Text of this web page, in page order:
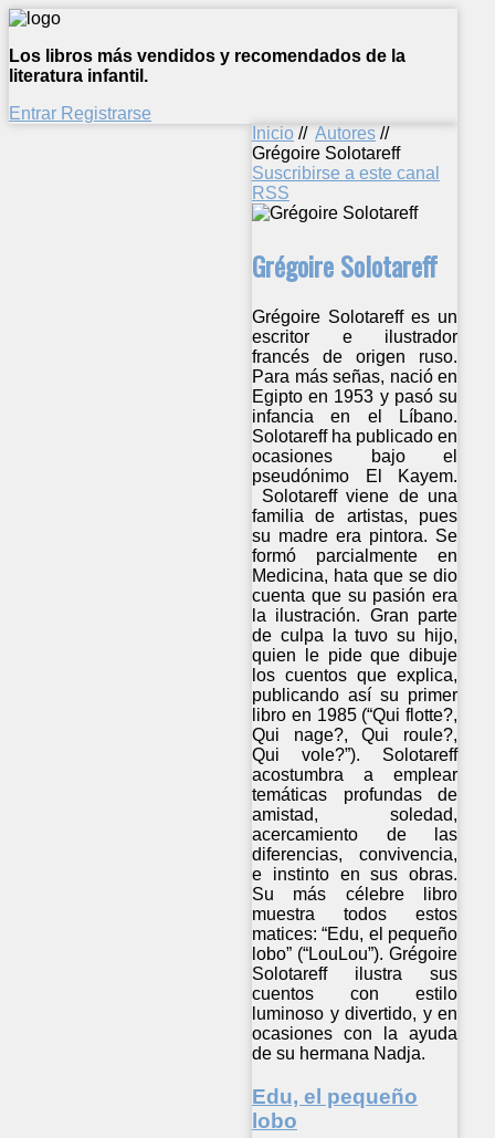
Los libros más vendidos y recomendados de la
literatura infantil.
Entrar Registrarse
Inicio // Autores //
Grégoire Solotareff
Suscribirse a este canal
RSS
Grégoire Solotareff
Grégoire Solotareff es un
escritor e ilustrador
francés de origen ruso.
Para más señas, nació en
Egipto en 1953 y pasó su
infancia en el Líbano.
Solotareff ha publicado en
ocasiones bajo el
pseudónimo El Kayem.
Solotareff viene de una
familia de artistas, pues
su madre era pintora. Se
formó parcialmente en
Medicina, hata que se dio
cuenta que su pasión era
la ilustración. Gran parte
de culpa la tuvo su hijo,
quien le pide que dibuje
los cuentos que explica,
publicando así su primer
libro en 1985 (“Qui flotte?,
Qui nage?, Qui roule?,
Qui vole?”). Solotareff
acostumbra a emplear
temáticas profundas de
amistad, soledad,
acercamiento de las
diferencias, convivencia,
e instinto en sus obras.
Su más célebre libro
muestra todos estos
matices: “Edu, el pequeño
lobo” (“LouLou”). Grégoire
Solotareff ilustra sus
cuentos con estilo
luminoso y divertido, y en
ocasiones con la ayuda
de su hermana Nadja.
Edu, el pequeño
lobo